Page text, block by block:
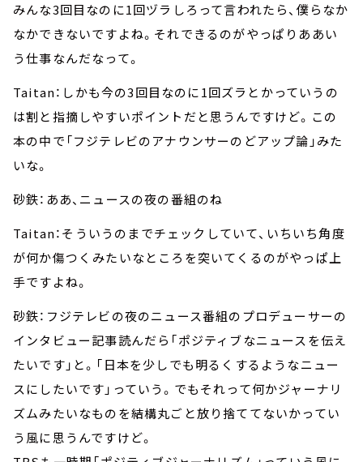
みんな3回目なのに1回ヅラしろって言われたら、僕らなか
なかできないですよね。それできるのがやっぱりああい
う仕事なんだなって。
Taitan：しかも今の3回目なのに1回ズラとかっていうの
は割と指摘しやすいポイントだと思うんですけど。この
本の中で「フジテレビのアナウンサーのどアップ論」みた
いな。
砂鉄：ああ、ニュースの夜の番組のね
Taitan：そういうのまでチェックしていて、いちいち角度
が何か傷つくみたいなところを突いてくるのがやっぱ上
手ですよね。
砂鉄：フジテレビの夜のニュース番組のプロデューサーの
インタビュー記事読んだら「ポジティブなニュースを伝え
たいです」と。「日本を少しでも明るくするようなニュー
スにしたいです」っていう。でもそれって何かジャーナリ
ズムみたいなものを結構丸ごと放り捨ててないかってい
う風に思うんですけど。